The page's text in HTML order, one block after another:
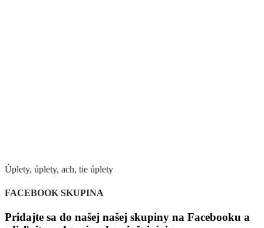
Úplety, úplety, ach, tie úplety
FACEBOOK SKUPINA
Pridajte sa do našej našej skupiny na Facebooku a